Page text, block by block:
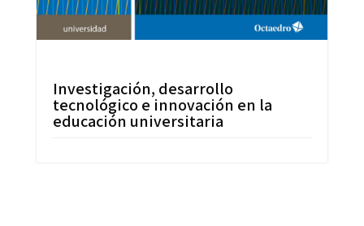
Investigación, desarrollo
tecnológico e innovación en la
educación universitaria